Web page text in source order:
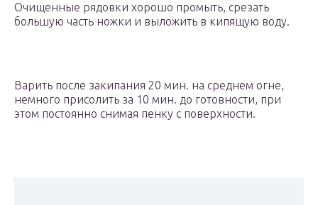
Очищенные рядовки хорошо промыть, срезать
большую часть ножки и выложить в кипящую воду.
Варить после закипания 20 мин. на среднем огне,
немного присолить за 10 мин. до готовности, при
этом постоянно снимая пенку с поверхности.